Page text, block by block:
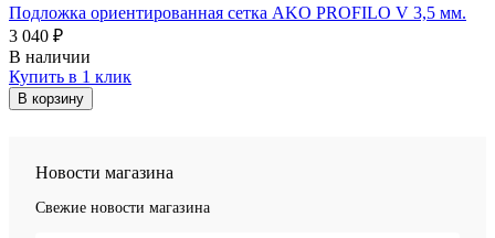
Подложка ориентированная сетка AKO PROFILO V 3,5 мм.
3 040 ₽
В наличии
Купить в 1 клик
В корзину
Новости магазина
Свежие новости магазина